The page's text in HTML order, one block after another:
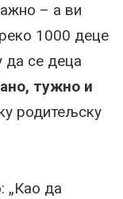
– а ви
1000 деце
да се деца
тужно и
родитељску
„Као да